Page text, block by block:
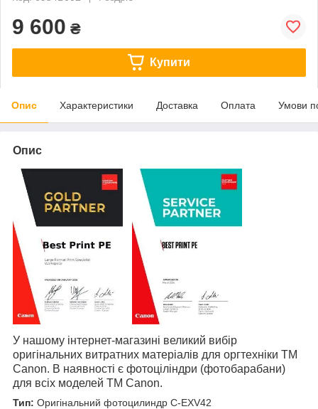
9 600 ₴
Купити
Опис Характеристики Доставка Оплата Умови
Опис
У нашому інтернет-магазині великий вибір
оригінальних витратних матеріалів для оргтехніки TM
Canon. В наявності є фотоціліндри (фотобарабани)
для всіх моделей TM Canon.
Тип: Оригінальний фотоцилиндр C-EXV42